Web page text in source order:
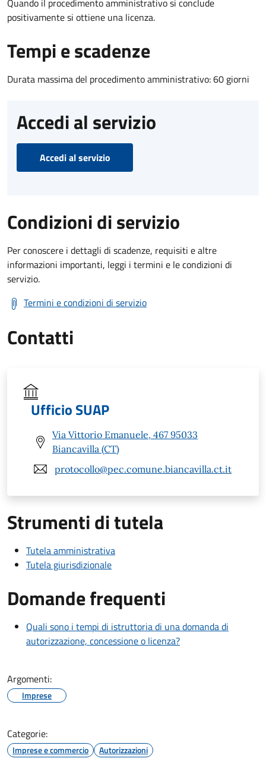
Quando il procedimento amministrativo si conclude
positivamente si ottiene una licenza.
Tempi e scadenze
Durata massima del procedimento amministrativo: 60 giorni
Accedi al servizio
Accedi al servizio
Condizioni di servizio
Per conoscere i dettagli di scadenze, requisiti e altre
informazioni importanti, leggi i termini e le condizioni di
servizio.
Termini e condizioni di servizio
Contatti
Ufficio SUAP
Via Vittorio Emanuele, 467 95033
Biancavilla (CT)
protocollo@pec.comune.biancavilla.ct.it
Strumenti di tutela
Tutela amministrativa
Tutela giurisdizionale
Domande frequenti
Quali sono i tempi di istruttoria di una domanda di
autorizzazione, concessione o licenza?
Argomenti:
Imprese
Categorie:
Imprese e commercio Autorizzazioni